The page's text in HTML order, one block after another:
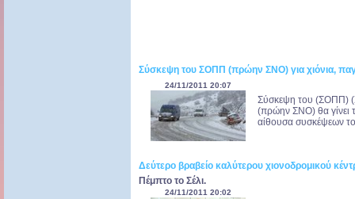
Σύσκεψη του ΣΟΠΠ (πρώην ΣΝΟ) για χιόνια,
24/11/2011 20:07
Σύσκεψη του (ΣΟΠΠ)
(πρώην ΣΝΟ) θα γίνει
αίθουσα συσκέψεων
Δεύτερο βραβείο καλύτερου χιονοδρομικού
Πέμπτο το Σέλι.
24/11/2011 20:02